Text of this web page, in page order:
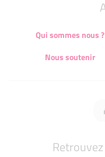
Qui sommes nous ?
Nous soutenir